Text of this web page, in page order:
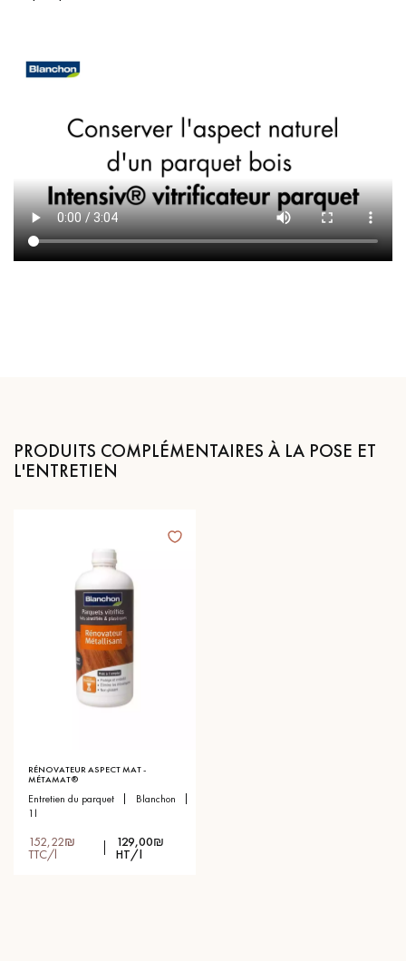
PRODUITS COMPLÉMENTAIRES À LA POSE ET
L'ENTRETIEN
RÉNOVATEUR ASPECT MAT -
MÉTAMAT®
entretien du parquet
blanchon
1l
152,22₪
TTC/l
129,00₪
HT/l